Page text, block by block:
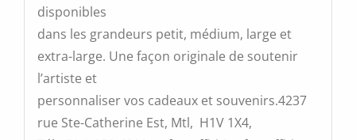
disponibles
dans les grandeurs petit, médium, large et
extra-large. Une façon originale de soutenir
l’artiste et
personnaliser vos cadeaux et souvenirs.4237
rue Ste-Catherine Est, Mtl, H1V 1X4,